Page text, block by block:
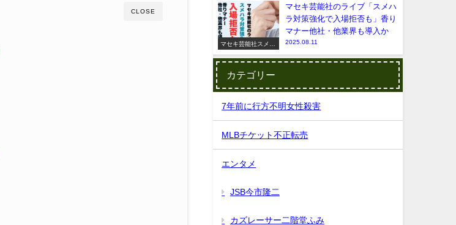
CLOSE
マセキ芸能社スメハ
ラ
マセキ芸能社のライブ「スメハ
ラ対策強化で入場拒否も」香り
マナー他社・他業界も導入か
2025.08.11
カテゴリー
7年前に行方不明女性殺害
MLBチケット不正転売
エンタメ
JSB今市隆二
カズレーサー二階堂ふみ